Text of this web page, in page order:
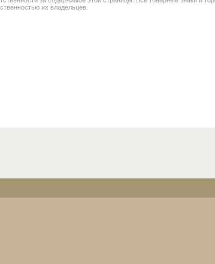
их владельцев.